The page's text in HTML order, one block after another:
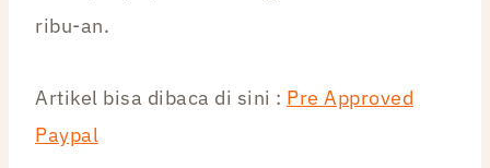
ribu-an.
Artikel bisa dibaca di sini : Pre Approved
Paypal